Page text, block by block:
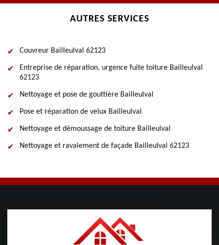
AUTRES SERVICES
Couvreur Bailleulval 62123
Entreprise de réparation, urgence fuite toiture Bailleulval
62123
Nettoyage et pose de gouttière Bailleulval
Pose et réparation de velux Bailleulval
Nettoyage et démoussage de toiture Bailleulval
Nettoyage et ravalement de façade Bailleulval 62123